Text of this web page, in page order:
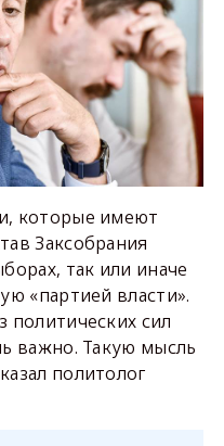
которые имеют
Заксобрания
так или иначе
«партией власти».
политических сил
важно. Такую мысль
политолог